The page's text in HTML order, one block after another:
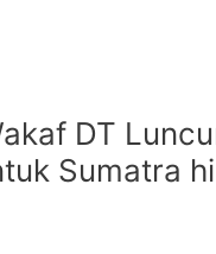
DT
Sumatra